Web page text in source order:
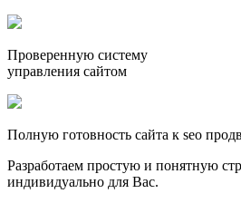
Проверенную систему
управления сайтом
Полную готовность сайта к seo
Разработаем простую и понятную
индивидуально для Вас.